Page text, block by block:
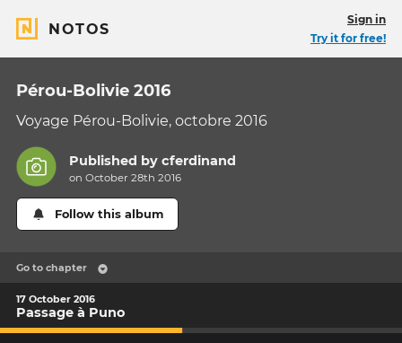
NOTOS
Sign in
Try it for free!
Pérou-Bolivie 2016
Voyage Pérou-Bolivie, octobre 2016
Published bycferdinand
on October 28th 2016
Follow this album
Go to chapter
17 October 2016
Passage à Puno